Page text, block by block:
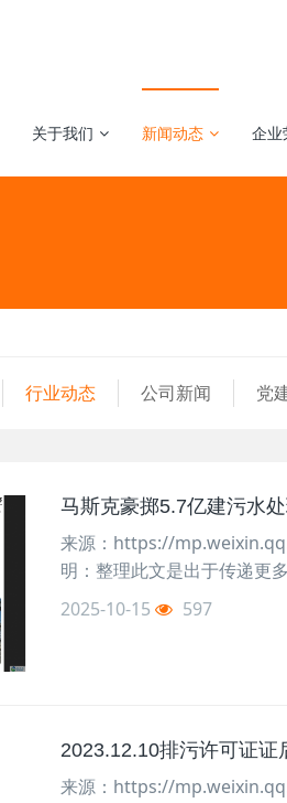
关于我们 新闻动态 企业
行业动态 公司新闻 党
马斯克豪掷5.7亿建污水
来源：https://
明：整理此文是出于传递更
2025-10-15
597
2023.12.10排污许可证证
来源：https://